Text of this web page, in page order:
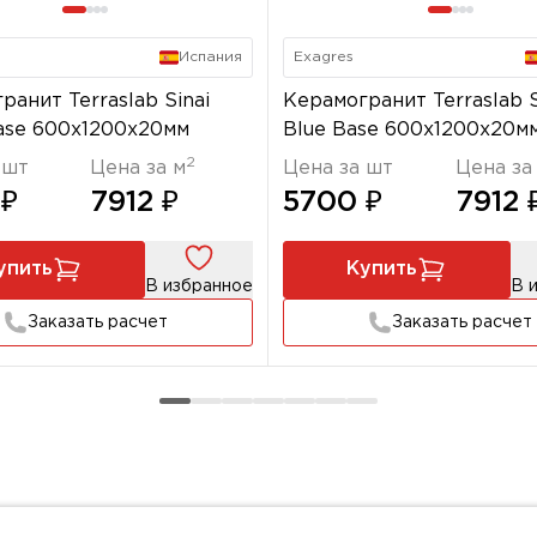
Испания
Terraslab Sinai
600x1200х20мм
шт Цена за м2
7912 ₽
В избранное
Заказать расчет
Exagres
Керамогранит Terraslab
Blue Base
Цена за шт
5700 ₽
Цена за
7912
Купить
В
Заказать расчет